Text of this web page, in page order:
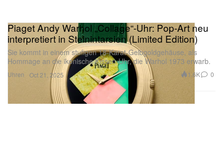
Uhren
Piaget Andy Warhol „Collage“-Uhr: Pop-Art neu
interpretiert in Steinintarsien (Limited Edition)
Sie kommt in einem stufigen 18-Karat-Gelbgoldgehäuse, als
Hommage an die ikonische Kissen-Uhr, die Warhol 1973 erwarb.
Oct 21, 2025 1.6K 0